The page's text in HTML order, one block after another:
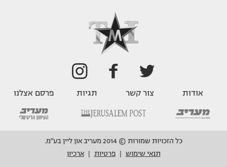
אודות צור קשר תגיות פרסם אצלנו
כל הזכויות שמורות © 2014 מעריב און ליין בע"מ.
תנאי שימוש
פרטיות ארכיון